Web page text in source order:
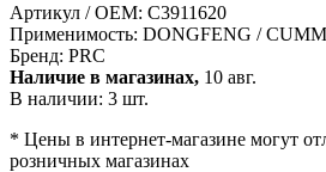
Артикул / OEM: С3911620
Применимость: DONGFENG /
Бренд: PRC
Наличие в магазинах, 10 авг.
В наличии: 3 шт.
* Цены в интернет-магазине могут
розничных магазинах